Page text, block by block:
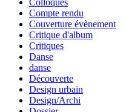
Colloques
Compte rendu
Couverture évènement
Critique d'album
Critiques
Danse
danse
Découverte
Design urbain
Design/Archi